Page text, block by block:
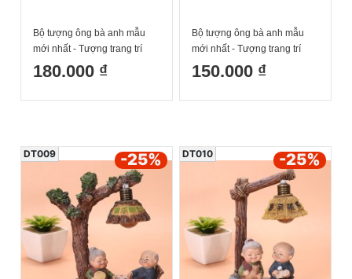
Bộ tượng ông bà anh mẫu
mới nhất - Tượng trang trí
nhà cửa ông bà làm bếp
16x17cm
180.000 ₫
Bộ tượng ông bà anh mẫu
mới nhất - Tượng trang trí
nhà cửa ông bà xe đạp
16x15.5cm
150.000 ₫
DT009 -25% DT010 -25%